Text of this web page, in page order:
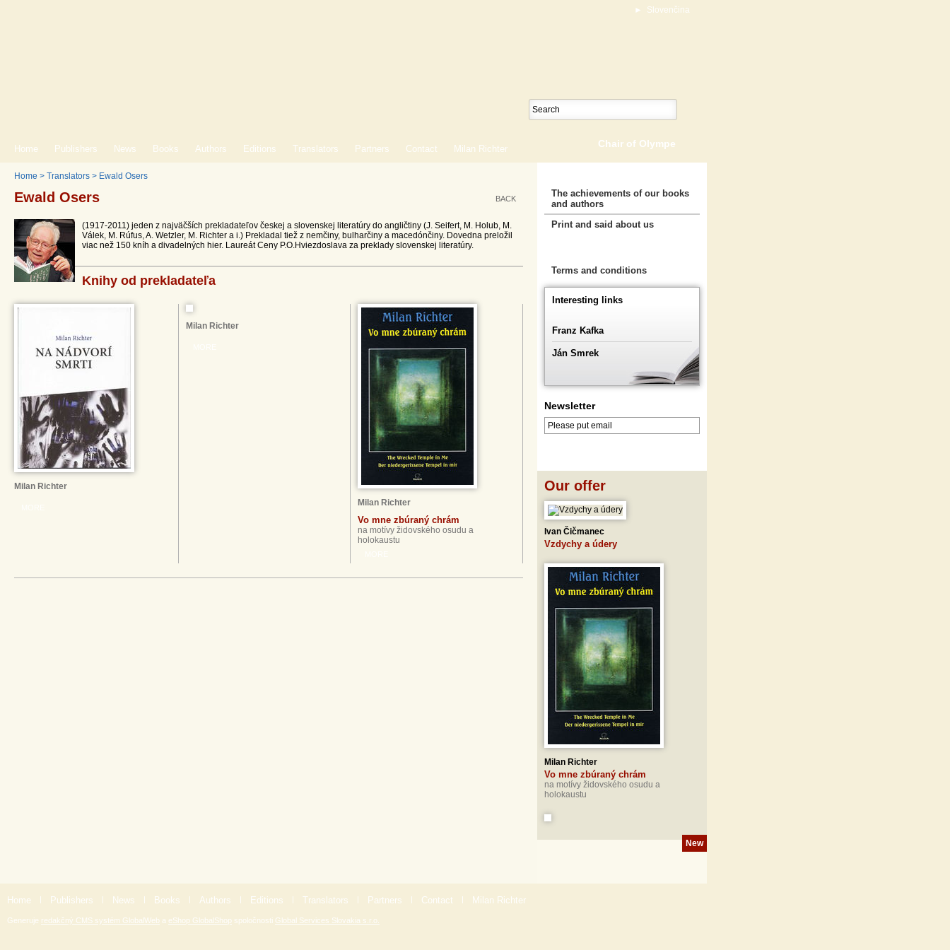
► Slovenčina
Chair of Olympe
Home Publishers News Books Authors Editions Translators Partners Contact Milan Richter
Home > Translators > Ewald Osers
BACK
Ewald Osers
(1917-2011) jeden z najväčších prekladateľov českej a slovenskej literatúry do angličtiny (J. Seifert, M. Holub, M.
Válek, M. Rúfus, A. Wetzler, M. Richter a i.) Prekladal tiež z nemčiny, bulharčiny a macedónčiny. Dovedna preložil
viac než 150 kníh a divadelných hier. Laureát Ceny P.O.Hviezdoslava za preklady slovenskej literatúry.
Knihy od prekladateľa
Milan Richter
Milan Richter
Milan Richter
Vo mne zbúraný chrám
na motívy židovského osudu a
holokaustu
The achievements of our books
and authors
Print and said about us
Terms and conditions
Interesting links
Franz Kafka
Ján Smrek
Newsletter
Our offer
Ivan Čičmanec
Vzdychy a údery
Milan Richter
Vo mne zbúraný chrám
na motívy židovského osudu a
holokaustu
New
Home | Publishers | News | Books | Authors | Editions | Translators | Partners | Contact | Milan Richter
Generuje redakčný CMS systém GlobalWeb a eShop GlobalShop spoločnosti Global Services Slovakia s.r.o.